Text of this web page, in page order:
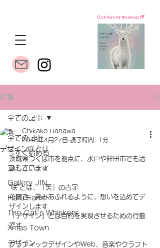
Click here for the project🔻
記事
全ての記事
今すぐ始める
コミュニティ
Gallery JIN
Haru Farm
The Cat's Whiskers
Xmas Town
デザイン
全ての記事
デザイン咲とは
Chikako Hanawa
2018年4月27日 読了時間: 1分
茨城県つくば市を拠点に、水戸や鉾田市でも活
動しています
“咲”とは、「笑」の古字
花開き、笑みあふれるように、想いを込めてデ
ザインします
「デザイン」とは目的を実現させるための行動
です
グラフィックデザインやWeb、音楽やクラフト